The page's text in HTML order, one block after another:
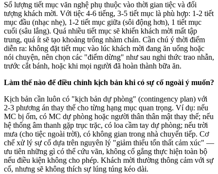
Số lượng tiết mục văn nghệ phụ thuộc vào thời gian tiệc và đối
tượng khách mời. Với tiệc 4-6 tiếng, 3-5 tiết mục là phù hợp: 1-2 tiết
mục đầu (nhạc nhẹ), 1-2 tiết mục giữa (sôi động hơn), 1 tiết mục
cuối (sâu lắng). Quá nhiều tiết mục sẽ khiến khách mời mất tập
trung, quá ít sẽ tạo khoảng trống nhàm chán. Cần chú ý thời điểm
diễn ra: không đặt tiết mục vào lúc khách mời đang ăn uống hoặc
nói chuyện, nên chọn các "điểm dừng" như sau nghi thức trao nhẫn,
trước cắt bánh, hoặc khi mọi người đã hoàn thành bữa ăn.
Làm thế nào để điều chỉnh kịch bản khi có sự cố ngoài ý muốn?
Kịch bản cần luôn có "kịch bản dự phòng" (contingency plan) với
2-3 phương án thay thế cho từng hạng mục quan trọng. Ví dụ: nếu
MC bị ốm, có MC dự phòng hoặc người thân thân mật thay thế; nếu
hệ thống âm thanh gặp trục trặc, có loa cầm tay dự phòng; nếu trời
mưa (cho tiệc ngoài trời), có không gian trong nhà chuyển tiếp. Cơ
chế xử lý sự cố dựa trên nguyên lý "giảm thiểu tổn thất cảm xúc" —
ưu tiên những gì có thể cứu vãn, không cố gắng thực hiện toàn bộ
nếu điều kiện không cho phép. Khách mời thường thông cảm với sự
cố, nhưng sẽ không thích sự lúng túng kéo dài.